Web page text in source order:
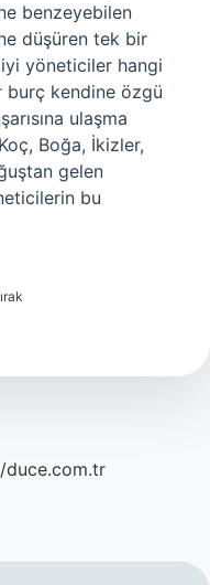
benzeyebilen
düşüren tek bir
yöneticiler hangi
burç kendine özgü
ulaşma
Boğa, İkizler,
gelen
bu
duce.com.tr